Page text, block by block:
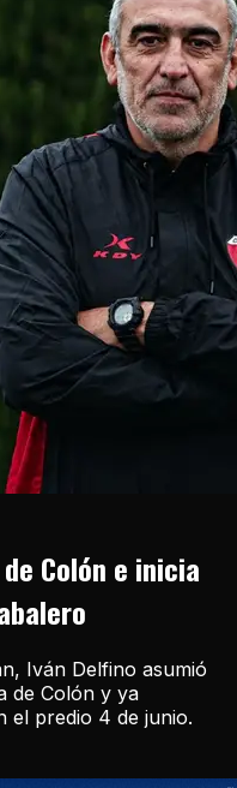
Colón e inicia
Iván Delfino asumió
de Colón y ya
el predio 4 de junio.